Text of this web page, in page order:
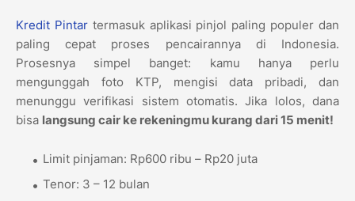
Kredit Pintartermasuk aplikasi pinjol paling populer dan
paling cepat proses pencairannya di Indonesia.
Prosesnya simpel banget: kamu hanya perlu
mengunggah foto KTP, mengisi data pribadi, dan
menunggu verifikasi sistem otomatis. Jika lolos, dana
bisa langsung cair ke rekeningmu kurang dari 15 menit!
Limit pinjaman: Rp600 ribu – Rp20 juta
Tenor: 3 – 12 bulan